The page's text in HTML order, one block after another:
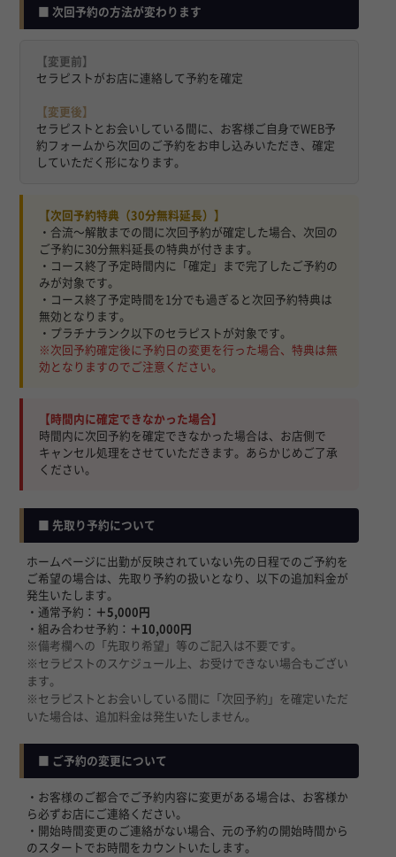
■ 次回予約の方法が変わります
【変更前】
セラピストがお店に連絡して予約を確定
【変更後】
セラピストとお会いしている間に、お客様ご自身でWEB予
約フォームから次回のご予約をお申し込みいただき、確定
していただく形になります。
【次回予約特典（30分無料延長）】
・合流〜解散までの間に次回予約が確定した場合、次回の
ご予約に30分無料延長の特典が付きます。
・コース終了予定時間内に「確定」まで完了したご予約の
みが対象です。
・コース終了予定時間を1分でも過ぎると次回予約特典は
無効となります。
・プラチナランク以下のセラピストが対象です。
※次回予約確定後に予約日の変更を行った場合、特典は無
効となりますのでご注意ください。
【時間内に確定できなかった場合】
時間内に次回予約を確定できなかった場合は、お店側で
キャンセル処理をさせていただきます。あらかじめご了承
ください。
■ 先取り予約について
ホームページに出勤が反映されていない先の日程でのご予約を
ご希望の場合は、先取り予約の扱いとなり、以下の追加料金が
発生いたします。
・通常予約：
＋5,000円
・組み合わせ予約：
＋10,000円
※備考欄への「先取り希望」等のご記入は不要です。
※セラピストのスケジュール上、お受けできない場合もござい
ます。
※セラピストとお会いしている間に「次回予約」を確定いただ
いた場合は、追加料金は発生いたしません。
■ ご予約の変更について
・お客様のご都合でご予約内容に変更がある場合は、お客様か
ら必ずお店にご連絡ください。
・開始時間変更のご連絡がない場合、元の予約の開始時間から
のスタートでお時間をカウントいたします。